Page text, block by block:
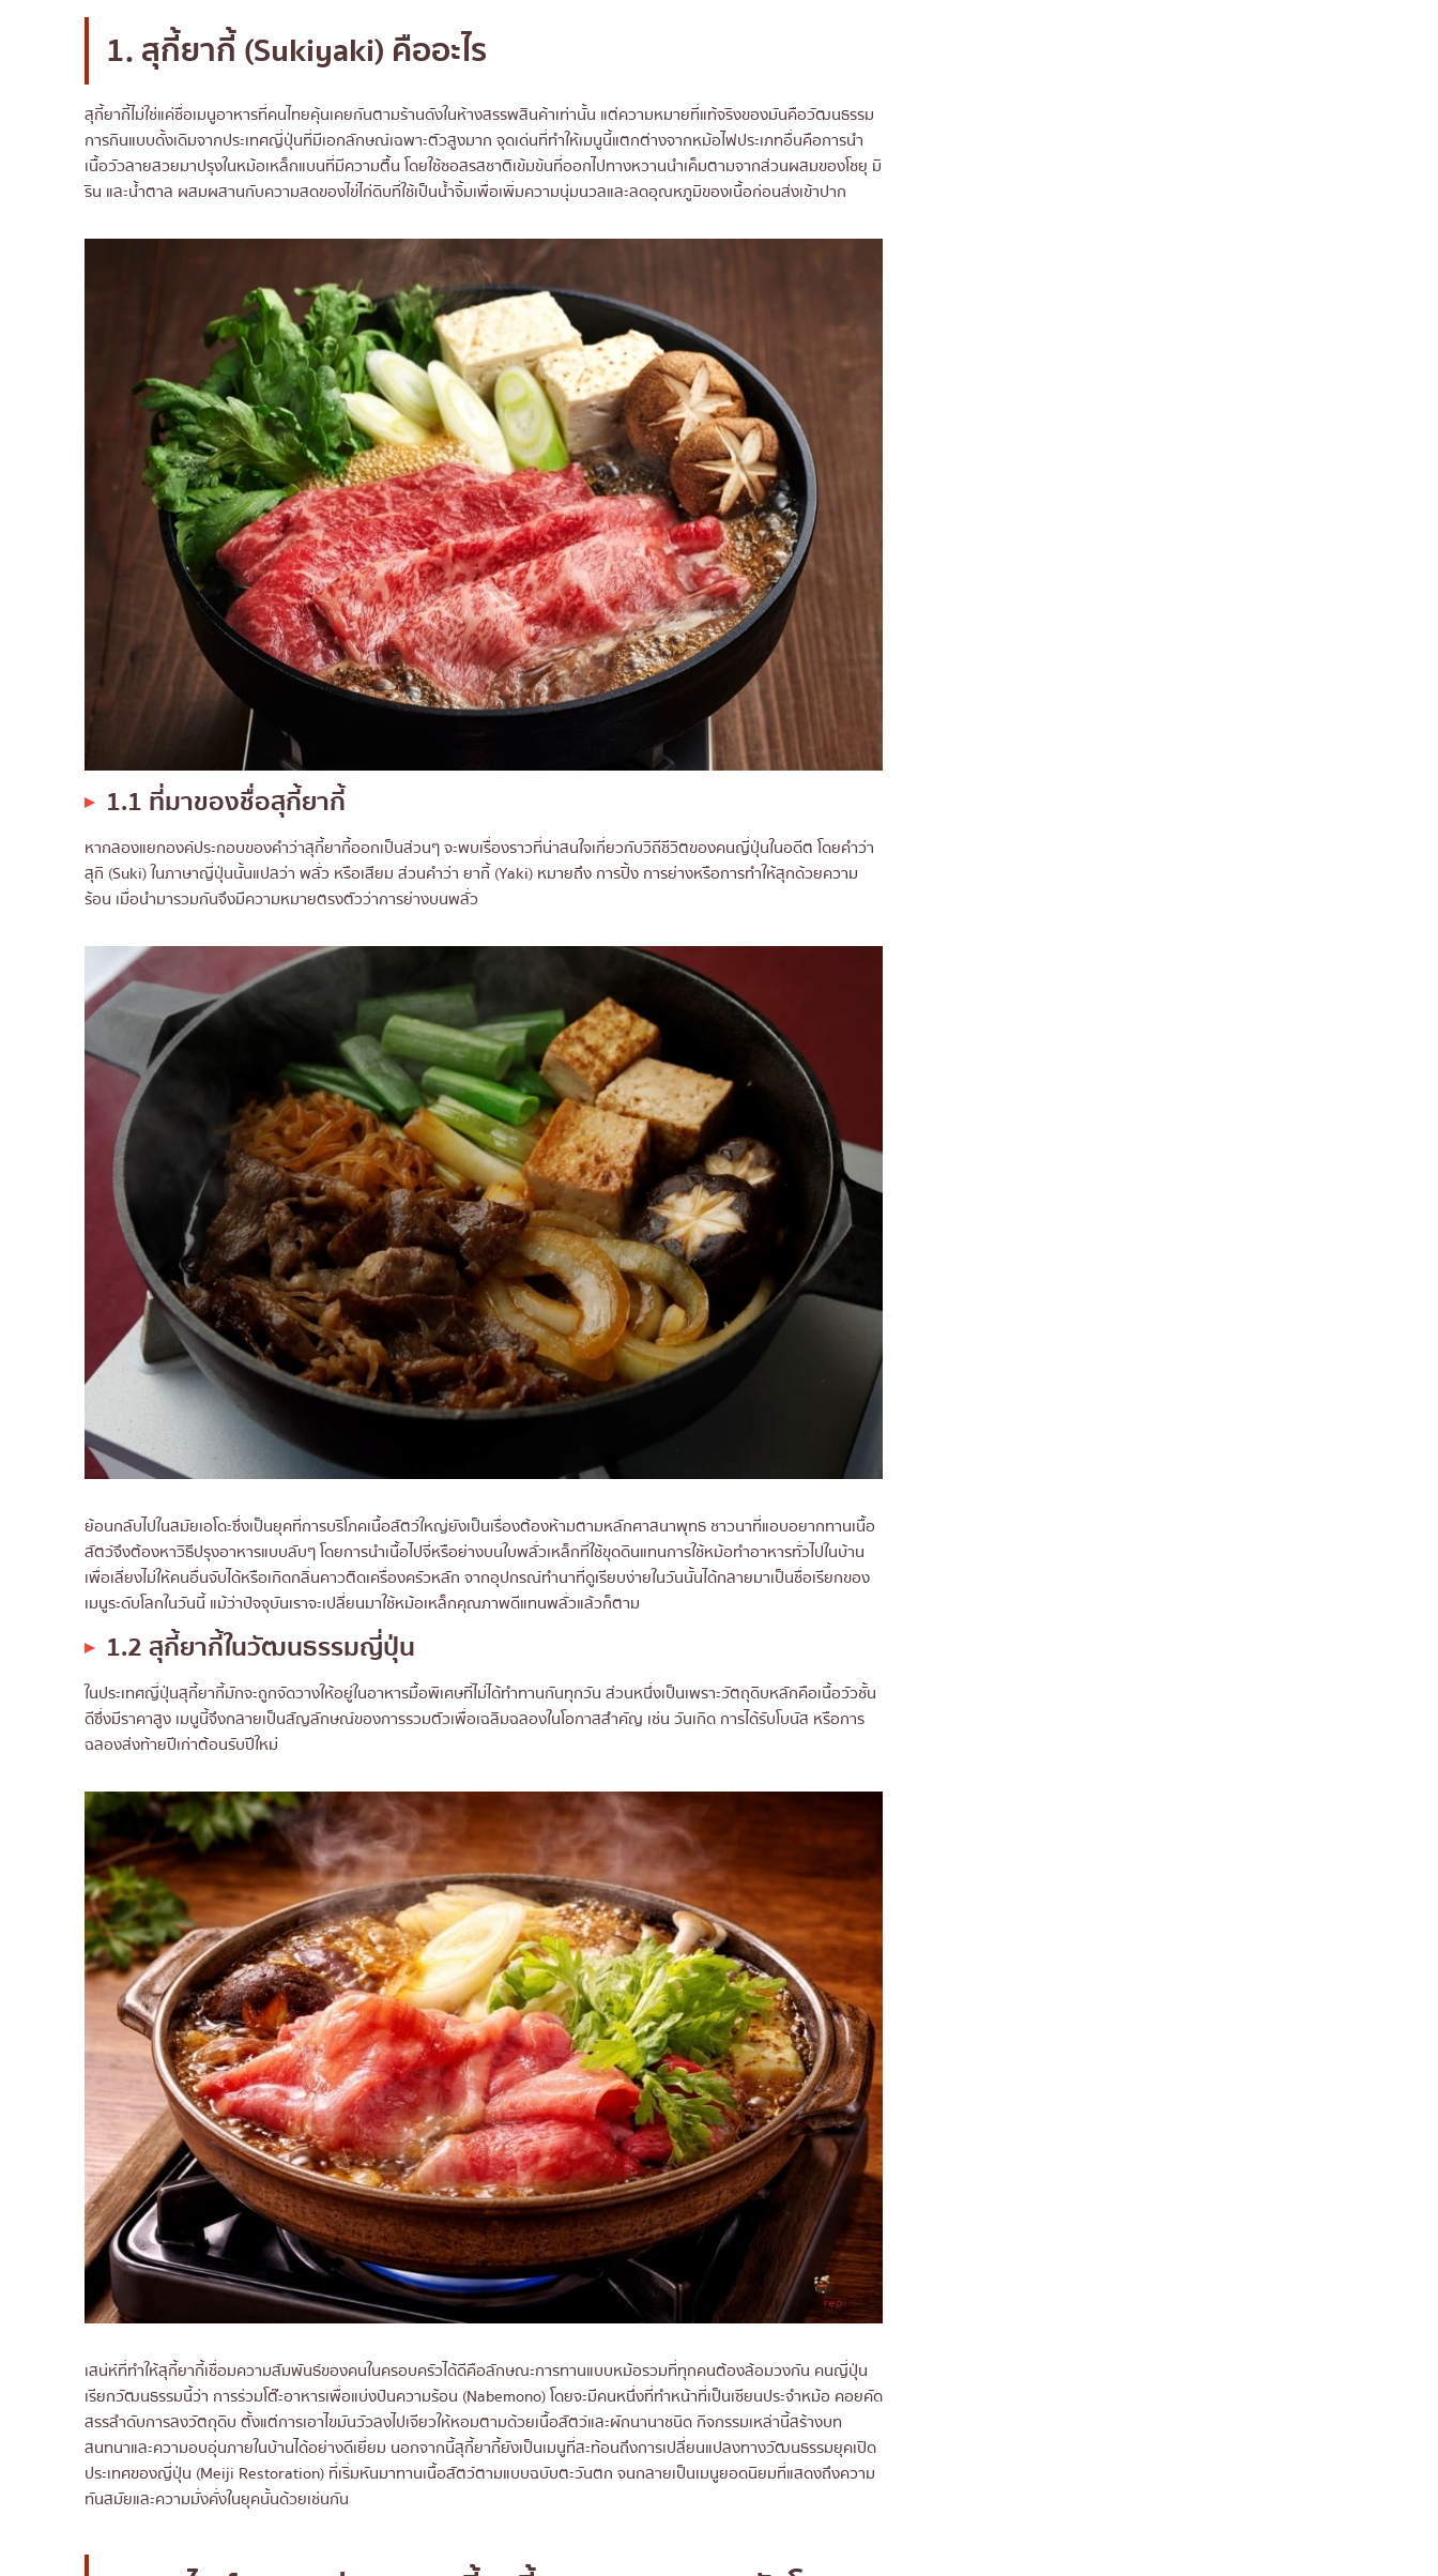
เบนโตะ/บริการส่งอาหารญี่ปุ่น
พระราม4
อื่นๆ
4.1 การเตรียมกระทะและการเคลือบด้วยไขมันวัว
4.2 ลำดับการใส่เครื่อง
4.3 การคุมระดับน้ำซุปวาริชิตะและการเติมน้ำเปล่า
4.4 เมนูปิดท้าย (Shime)
5. ศาสตร์แห่งน้ำซุปวาริชิตะ (Warishita) ส่วนผสมลับที่กำหนดรสชาติสุกี้ยากี้
5.1 สัดส่วนทองคำของ โชยุ มิริน และน้ำตาล
5.2 การเลือกใช้น้ำตาลกรวดหรือน้ำตาลทรายแดง
5.3 เทคนิคการเติมซุปดาชิ (Dashi)
6. เจาะลึกสายพันธุ์เนื้อและระดับความหนาที่เหมาะสมสำหรับสุกี้ยากี้
6.1 เนื้อวากิว A4 vs A5
6.2 ความหนาของเนื้อสไลด์
6.3 เนื้อส่วนท็อปไซด์ (Top Side) และสันคอ (Chuck Roll)
7. 5 ลำดับการใส่ผักและเครื่องเคียงเพื่อดึงรสอูมามิ
7.1 การย่างหอมหัวใหญ่และต้นหอมญี่ปุ่นให้เกิดความหวานก่อนเสมอ
7.2 ทำไมเส้นชิราตากิ (Shirataki) ต้องวางห่างจากเนื้อวัว
7.3 เส้นอุด้ง vs เส้นคูซูกิริ (Kuzukiri)
8. ไขข้อสงสัยเกี่ยวกับสุกี้ยากี้ (Sukiyaki) ที่พบบ่อย
8.1 สุกี้ยากี้กับชาบูชาบู ต่างกันอย่างไร
8.2 ทานไข่ดิบกับสุกี้ยากี้ปลอดภัยไหม
8.3 ทำไมสุกี้ยากี้ไทยถึงไม่เหมือนสุกี้ยากี้ญี่ปุ่น
1. สุกี้ยากี้ (Sukiyaki) คืออะไร
สุกี้ยากี้ไม่ใช่แค่ชื่อเมนูอาหารที่คนไทยคุ้นเคยกันตามร้านดังในห้างสรรพสินค้าเท่านั้น แต่ความหมายที่แท้จริงของมันคือวัฒนธรรม
การกินแบบดั้งเดิมจากประเทศญี่ปุ่นที่มีเอกลักษณ์เฉพาะตัวสูงมาก จุดเด่นที่ทำให้เมนูนี้แตกต่างจากหม้อไฟประเภทอื่นคือการนำ
เนื้อวัวลายสวยมาปรุงในหม้อเหล็กแบนที่มีความตื้น โดยใช้ซอสรสชาติเข้มข้นที่ออกไปทางหวานนำเค็มตามจากส่วนผสมของโชยุ มิ
ริน และน้ำตาล ผสมผสานกับความสดของไข่ไก่ดิบที่ใช้เป็นน้ำจิ้มเพื่อเพิ่มความนุ่มนวลและลดอุณหภูมิของเนื้อก่อนส่งเข้าปาก
1.1 ที่มาของชื่อสุกี้ยากี้
หากลองแยกองค์ประกอบของคำว่าสุกี้ยากี้ออกเป็นส่วนๆ จะพบเรื่องราวที่น่าสนใจเกี่ยวกับวิถีชีวิตของคนญี่ปุ่นในอดีต โดยคำว่า
สุกิ (Suki) ในภาษาญี่ปุ่นนั้นแปลว่า พลั่ว หรือเสียม ส่วนคำว่า ยากี้ (Yaki) หมายถึง การปิ้ง การย่างหรือการทำให้สุกด้วยความ
ร้อน เมื่อนำมารวมกันจึงมีความหมายตรงตัวว่าการย่างบนพลั่ว
ย้อนกลับไปในสมัยเอโดะซึ่งเป็นยุคที่การบริโภคเนื้อสัตว์ใหญ่ยังเป็นเรื่องต้องห้ามตามหลักศาสนาพุทธ ชาวนาที่แอบอยากทานเนื้อ
สัตว์จึงต้องหาวิธีปรุงอาหารแบบลับๆ โดยการนำเนื้อไปจี่หรือย่างบนใบพลั่วเหล็กที่ใช้ขุดดินแทนการใช้หม้อทำอาหารทั่วไปในบ้าน
เพื่อเลี่ยงไม่ให้คนอื่นจับได้หรือเกิดกลิ่นคาวติดเครื่องครัวหลัก จากอุปกรณ์ทำนาที่ดูเรียบง่ายในวันนั้นได้กลายมาเป็นชื่อเรียกของ
เมนูระดับโลกในวันนี้ แม้ว่าปัจจุบันเราจะเปลี่ยนมาใช้หม้อเหล็กคุณภาพดีแทนพลั่วแล้วก็ตาม
1.2 สุกี้ยากี้ในวัฒนธรรมญี่ปุ่น
ในประเทศญี่ปุ่นสุกี้ยากี้มักจะถูกจัดวางให้อยู่ในอาหารมื้อพิเศษที่ไม่ได้ทำทานกันทุกวัน ส่วนหนึ่งเป็นเพราะวัตถุดิบหลักคือเนื้อวัวชั้น
ดีซึ่งมีราคาสูง เมนูนี้จึงกลายเป็นสัญลักษณ์ของการรวมตัวเพื่อเฉลิมฉลองในโอกาสสำคัญ เช่น วันเกิด การได้รับโบนัส หรือการ
ฉลองส่งท้ายปีเก่าต้อนรับปีใหม่
เสน่ห์ที่ทำให้สุกี้ยากี้เชื่อมความสัมพันธ์ของคนในครอบครัวได้ดีคือลักษณะการทานแบบหม้อรวมที่ทุกคนต้องล้อมวงกัน คนญี่ปุ่น
เรียกวัฒนธรรมนี้ว่า การร่วมโต๊ะอาหารเพื่อแบ่งปันความร้อน (Nabemono) โดยจะมีคนหนึ่งที่ทำหน้าที่เป็นเซียนประจำหม้อ คอยคัด
สรรลำดับการลงวัตถุดิบ ตั้งแต่การเอาไขมันวัวลงไปเจียวให้หอมตามด้วยเนื้อสัตว์และผักนานาชนิด กิจกรรมเหล่านี้สร้างบท
สนทนาและความอบอุ่นภายในบ้านได้อย่างดีเยี่ยม นอกจากนี้สุกี้ยากี้ยังเป็นเมนูที่สะท้อนถึงการเปลี่ยนแปลงทางวัฒนธรรมยุคเปิด
ประเทศของญี่ปุ่น (Meiji Restoration) ที่เริ่มหันมาทานเนื้อสัตว์ตามแบบฉบับตะวันตก จนกลายเป็นเมนูยอดนิยมที่แสดงถึงความ
ทันสมัยและความมั่งคั่งในยุคนั้นด้วยเช่นกัน